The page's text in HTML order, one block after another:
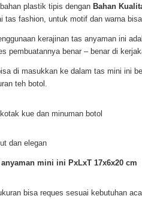
plastik tipis dengan Bahan
tas fashion, untuk motif dan warna
kerajinan tas anyaman ini
pembuatannya benar – benar di
di masukkan ke dalam tas mini ini
teh botol.
kue dan minuman botol
dan elegan
mini ini PxLxT 17x6x20 cm
bisa reques sesuai kebutuhan